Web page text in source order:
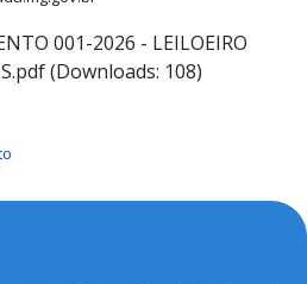
001-2026 - LEILOEIRO
(Downloads: 108)